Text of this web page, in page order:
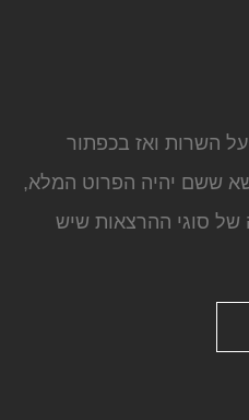
השרות ואז בכפתור
ששם יהיה הפרוט המלא,
של סוגי ההרצאות שיש